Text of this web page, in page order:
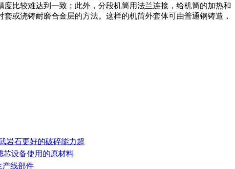
比较难达到一致；此外，分段机筒用法兰连接，给机筒的加热和
或浇铸耐磨合金层的方法。这样的机筒外套体可由普通钢铸造，
岩石更好的破碎能力超
芯设备使用的原材料
产线部件